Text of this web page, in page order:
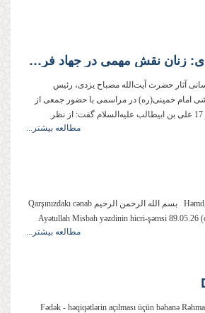
علامه مصباح یزدی: زنان نقش مهمی در جهاد فرهنگی دارند
آثار حضرت آیت‌الله مصباح یزدی، رئیس
امام خمینی(ره) در مراسمی با حضور جمعی از
همسران پاسداران لشگر 17 علی بن ابیطالب علیه‌السلام گفت: از نظر
مطالعه بیشتر...
Həmd, şükür və sənanın fərqləri بسم الله الرحمن الرحیم Qarşınızdakı cənab
Ayətullah Misbah yəzdinin hicri-şəmsi 89.05.26
مطالعه بیشتر...
Fədək - həqiqətlərin açılması üçün bəhanə